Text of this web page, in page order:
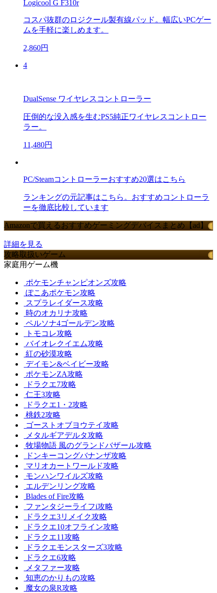
Logicool G F310r
コスパ抜群のロジクール製有線パッド。幅広いPCゲー
ムを手軽に楽しめます。
2,860円
4
DualSense ワイヤレスコントローラー
圧倒的な没入感を生むPS5純正ワイヤレスコントロー
ラー。
11,480円
PC/Steamコントローラーおすすめ20選はこちら
ランキングの元記事はこちら。おすすめコントローラ
ーを徹底比較しています
Amazonで買えるおすすめゲーミングデバイスまとめ【ad】
詳細を見る
攻略取扱いゲーム
家庭用ゲーム機
ポケモンチャンピオンズ攻略
ぽこあポケモン攻略
スプラレイダース攻略
時のオカリナ攻略
ペルソナ4ゴールデン攻略
トモコレ攻略
バイオレクイエム攻略
紅の砂漠攻略
デイモン&ベイビー攻略
ポケモンZA攻略
ドラクエ7攻略
仁王3攻略
ドラクエ1・2攻略
桃鉄2攻略
ゴーストオブヨウテイ攻略
メタルギアデルタ攻略
牧場物語 風のグランドバザール攻略
ドンキーコングバナンザ攻略
マリオカートワールド攻略
モンハンワイルズ攻略
エルデンリング攻略
Blades of Fire攻略
ファンタジーライフi攻略
ドラクエ3リメイク攻略
ドラクエ10オフライン攻略
ドラクエ11攻略
ドラクエモンスターズ3攻略
ドラクエ6攻略
メタファー攻略
知恵のかりもの攻略
魔女の泉R攻略